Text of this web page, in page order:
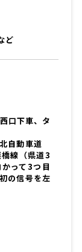
ど
口下車、タ
自動車道
線（県道3
って3つ目
の信号を左